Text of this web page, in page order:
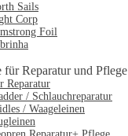
Sails
Corp
Foil
für Reparatur und Pflege
Reparatur
/ Schlauchreparatur
/ Waageleinen